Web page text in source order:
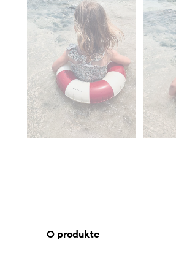
O produkte